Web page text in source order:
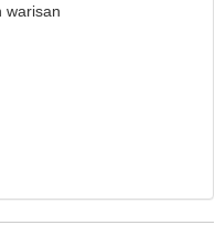
warisan